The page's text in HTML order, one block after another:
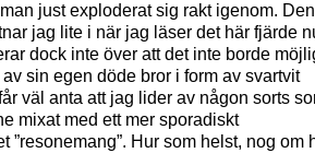
just exploderat sig rakt igenom.
jag lite i när jag läser det här fjärde
dock inte över att det inte borde
sin egen döde bror i form av svartvit
väl anta att jag lider av någon sorts
mixat med ett mer sporadiskt
”resonemang”. Hur som helst, nog om